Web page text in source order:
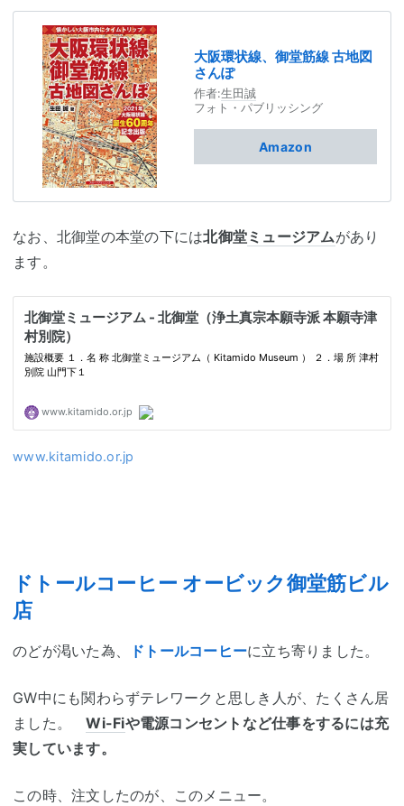
大阪環状線、御堂筋線 古地図
さんぽ
作者:生田誠
フォト・パブリッシング
Amazon
なお、北御堂の本堂の下には北御堂ミュージアムがあり
ます。
www.kitamido.or.jp
ドトールコーヒー オービック御堂筋ビル
店
のどが渇いた為、 ドトールコーヒーに立ち寄りました。
GW中にも関わらずテレワークと思しき人が、たくさん居
ました。Wi-Fiや電源コンセントなど仕事をするには充
実しています。
この時、注文したのが、このメニュー。